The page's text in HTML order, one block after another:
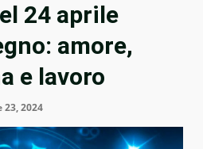
24 aprile
amore,
e lavoro
23, 2024